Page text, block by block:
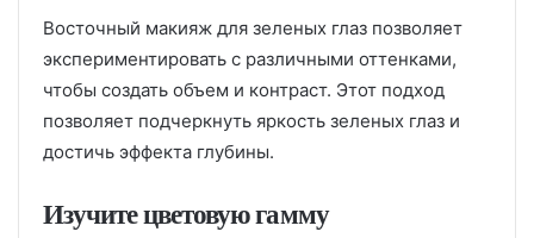
Восточный макияж для зеленых глаз позволяет
экспериментировать с различными оттенками,
чтобы создать объем и контраст. Этот подход
позволяет подчеркнуть яркость зеленых глаз и
достичь эффекта глубины.
Изучите цветовую гамму